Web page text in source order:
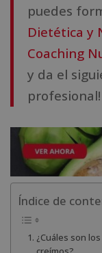
puedes
Dietética y
Coaching
y da el
profesional!
Índice de
¿Cuáles son